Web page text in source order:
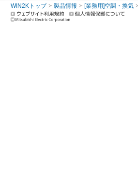
WIN2Kトップ 製品情報 [業務用]空調・換気